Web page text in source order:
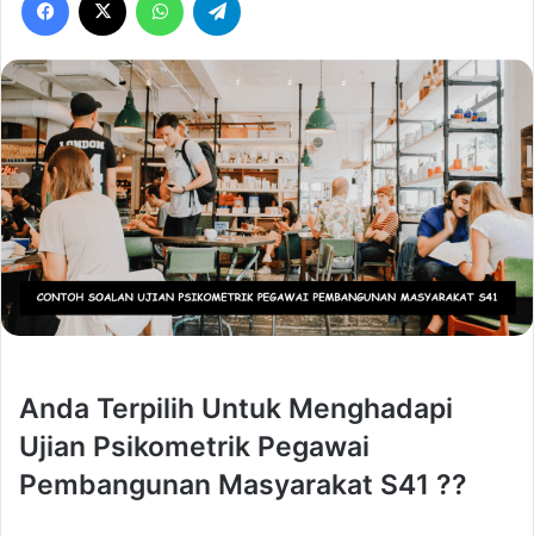
Anda Terpilih Untuk Menghadapi
Ujian Psikometrik Pegawai
Pembangunan Masyarakat S41 ??